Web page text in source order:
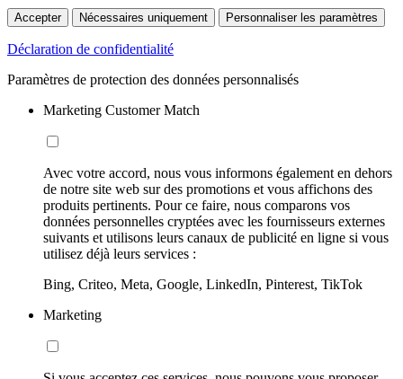
Accepter Nécessaires uniquement Personnaliser les paramètres
Déclaration de confidentialité
Paramètres de protection des données personnalisés
Marketing Customer Match
Avec votre accord, nous vous informons également en dehors
de notre site web sur des promotions et vous affichons des
produits pertinents. Pour ce faire, nous comparons vos
données personnelles cryptées avec les fournisseurs externes
suivants et utilisons leurs canaux de publicité en ligne si vous
utilisez déjà leurs services :
Bing, Criteo, Meta, Google, LinkedIn, Pinterest, TikTok
Marketing